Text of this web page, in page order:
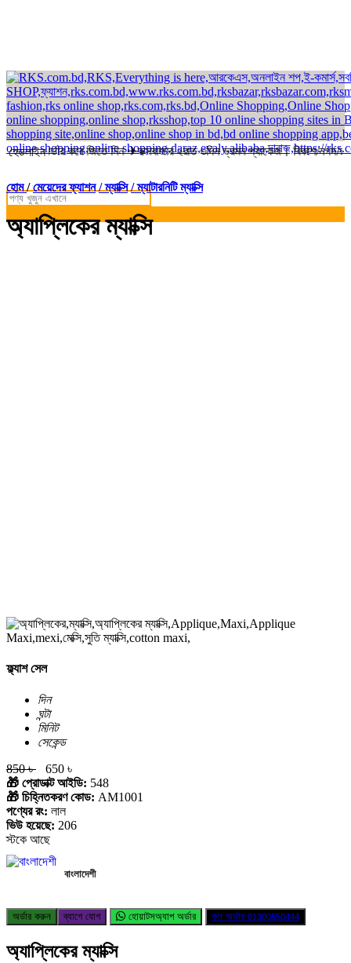
হেডলাইন
অর্ডার করে জিতে নিন ✈কক্সবাজার ২রাত ৩দিন ভ্রমন প্যাকেজ। বিকাশ/নগদ/
হোম/মেয়েদের ফ্যাশন / ম্যাক্সি / ম্যাটারনিটি ম্যাক্সি
অ্যাপ্লিকের ম্যাক্সি
ফ্ল্যাশ সেল
দিন
ঘন্টা
মিনিট
সেকেন্ড
850 ৳
650 ৳
🎁 প্রোডাক্ট আইডি: 548
🎁 চিহ্নিতকরণ কোড: AM1001
পণ্যের রং: লাল
ভিউ হয়েছে: 206
স্টকে আছে
বাংলাদেশী
অর্ডার করুন ব্যাগে যোগ হোয়াটসঅ্যাপ অর্ডার কল অর্ডার 01300550444
অ্যাপ্লিকের ম্যাক্সি